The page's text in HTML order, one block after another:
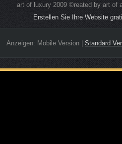
art of luxury 2009 ©reated by art of
Erstellen Sie Ihre Website
Anzeigen: Mobile Version| Standard